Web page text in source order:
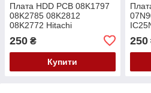
Плата HDD PCB 08K1797
08K2785 08K2812 ​​​​​​​
08K2772 Hitachi
IC25N080ATMR04
250 ₴
Купити
250